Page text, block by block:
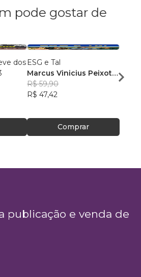
pode gostar de
dos ESG e Tal
Marcus Vinicius Peixoto
da Silva
R$ 59,90
R$ 47,42
Comprar
Beny
R$
publicação e venda de